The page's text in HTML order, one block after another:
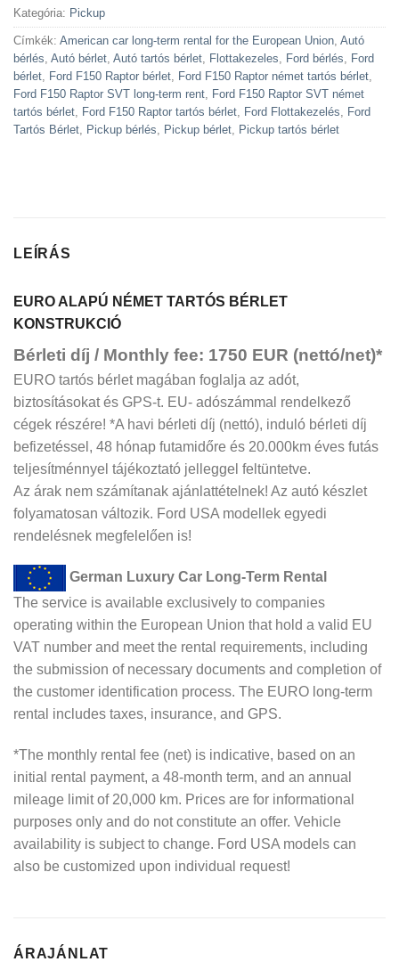
Kategória: Pickup
Címkék: American car long-term rental for the European Union Autó
bérlés Autó bérlet Autó tartós bérlet Flottakezeles Ford bérlés
Ford
bérlet
Ford F150 Raptor bérlet Ford F150 Raptor német tartós bérlet
Ford F150 Raptor SVT long-term rent
Ford F150 Raptor SVT német
tartós bérlet
Ford F150 Raptor tartós bérlet Ford Flottakezelés
Ford
Tartós Bérlet
Pickup bérlés Pickup bérlet Pickup tartós bérlet
LEÍRÁS
EURO ALAPÚ NÉMET TARTÓS BÉRLET
KONSTRUKCIÓ
Bérleti díj / Monthly fee: 1750 EUR (nettó/net)*
EURO tartós bérlet magában foglalja az adót,
biztosításokat és GPS-t. EU- adószámmal rendelkező
cégek részére! *A havi bérleti díj (nettó), induló bérleti díj
befizetéssel, 48 hónap futamidőre és 20.000km éves futás
teljesítménnyel tájékoztató jelleggel feltüntetve.
Az árak nem számítanak ajánlattételnek! Az autó készlet
folyamatosan változik. Ford USA modellek egyedi
rendelésnek megfelelően is!
German Luxury Car Long-Term Rental
The service is available exclusively to companies
operating within the European Union that hold a valid EU
VAT number and meet the rental requirements, including
the submission of necessary documents and completion of
the customer identification process. The EURO long-term
rental includes taxes, insurance, and GPS.
*The monthly rental fee (net) is indicative, based on an
initial rental payment, a 48-month term, and an annual
mileage limit of 20,000 km. Prices are for informational
purposes only and do not constitute an offer. Vehicle
availability is subject to change. Ford USA models can
also be customized upon individual request!
ÁRAJÁNLAT